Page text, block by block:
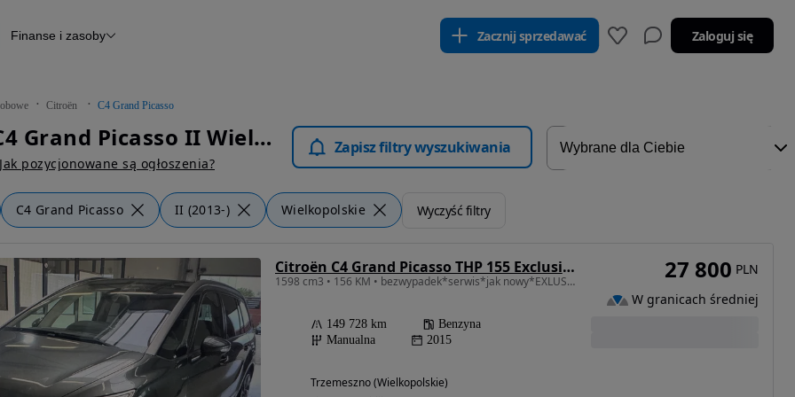
Raport z inspekcji
Otomoto News
Finanse i zasoby Zacznij sprzedawać Zaloguj się
Citroën C4 Grand Picasso
Citroën C4 Grand Picasso II Wielkopolskie - Samochody Osobowe
Jak pozycjonowane są ogłoszenia?
Zapisz filtry wyszukiwania
C4 Grand Picasso II (2013-) Wielkopolskie Wyczyść filtry
Citroën C4 Grand Picasso THP 155 Exclusive
1598 cm3 • 156 KM • bezwypadek*serwis*jak nowy*EXLUSIVE
149 728 km
Benzyna
Manualna
2015
Trzemeszno (Wielkopolskie)
27 800 PLN
W granicach średniej